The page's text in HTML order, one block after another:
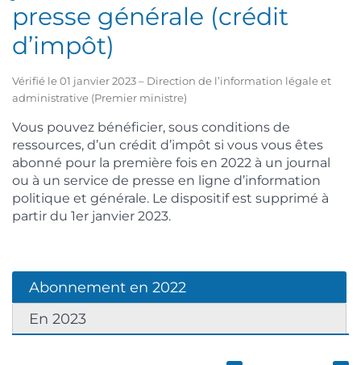
presse générale (crédit
d’impôt)
Vérifié le 01 janvier 2023 – Direction de l’information légale et
administrative (Premier ministre)
Vous pouvez bénéficier, sous conditions de
ressources, d’un crédit d’impôt si vous vous êtes
abonné pour la première fois en 2022 à un journal
ou à un service de presse en ligne d’information
politique et générale. Le dispositif est supprimé à
partir du 1er janvier 2023.
Abonnement en 2022
En 2023